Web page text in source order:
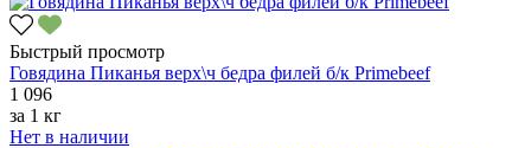
Быстрый просмотр
Говядина Пиканья верх\ч бедра филей б/к Primebeef
1 096
за 1 кг
Нет в наличии